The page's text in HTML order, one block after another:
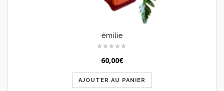
émilie
60,00€
AJOUTER AU PANIER